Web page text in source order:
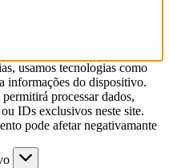
usamos tecnologias como
informações do dispositivo.
processar dados,
IDs exclusivos neste site.
pode afetar negativamante